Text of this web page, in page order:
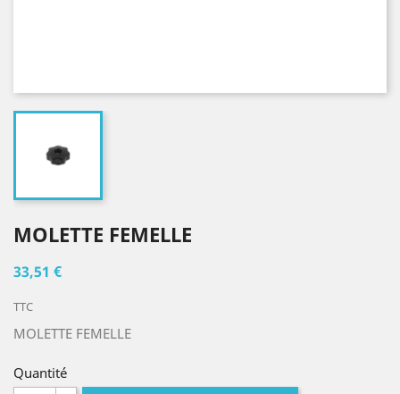
MOLETTE FEMELLE
33,51 €
TTC
MOLETTE FEMELLE
Quantité